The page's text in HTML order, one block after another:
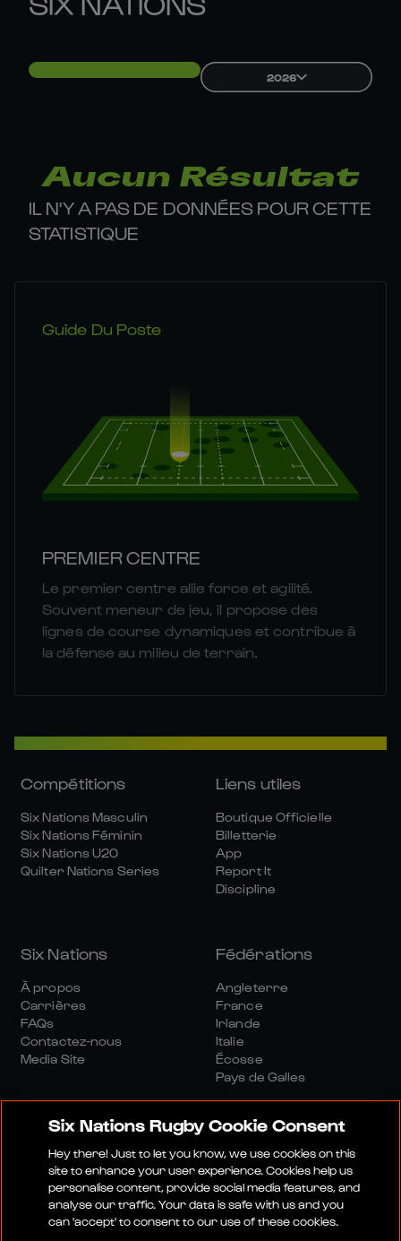
2026
Aucun Résultat
IL N'Y A PAS DE DONNÉES POUR CETTE
STATISTIQUE
Guide Du Poste
PREMIER CENTRE
Le premier centre allie force et agilité.
Souvent meneur de jeu, il propose des
lignes de course dynamiques et contribue à
la défense au milieu de terrain.
Compétitions
Six Nations Masculin
Six Nations Féminin
Six Nations U20
Quilter Nations Series
Liens utiles
Boutique Officielle
Billetterie
App
Report It
Discipline
Six Nations
À propos
Carrières
FAQs
Contactez-nous
Media Site
Fédérations
Angleterre
France
Irlande
Italie
Écosse
Pays de Galles
Site Média Conditions Générales
Politique De ConfidentialitéPolitique De Cookies
Politique Sociale Et Numérique
Six Nations Rugby Cookie Consent
Hey there! Just to let you know, we use cookies on this
site to enhance your user experience. Cookies help us
personalise content, provide social media features, and
analyse our traffic. Your data is safe with us and you
can 'accept' to consent to our use of these cookies.